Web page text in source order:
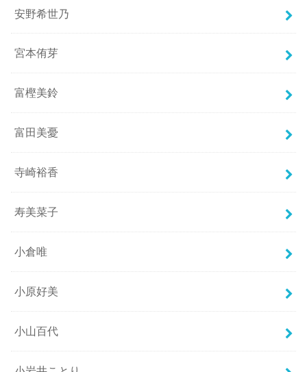
安野希世乃
宮本侑芽
富樫美鈴
富田美憂
寺崎裕香
寿美菜子
小倉唯
小原好美
小山百代